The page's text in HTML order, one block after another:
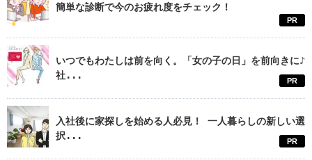
簡単な診断で今のお疲れ度をチェック！
PR
いつでもわたしは前を向く。「女の子の日」を前向きに♪
社...
PR
入社後に家探しを始める人必見！ 一人暮らしの新しい選
択...
PR